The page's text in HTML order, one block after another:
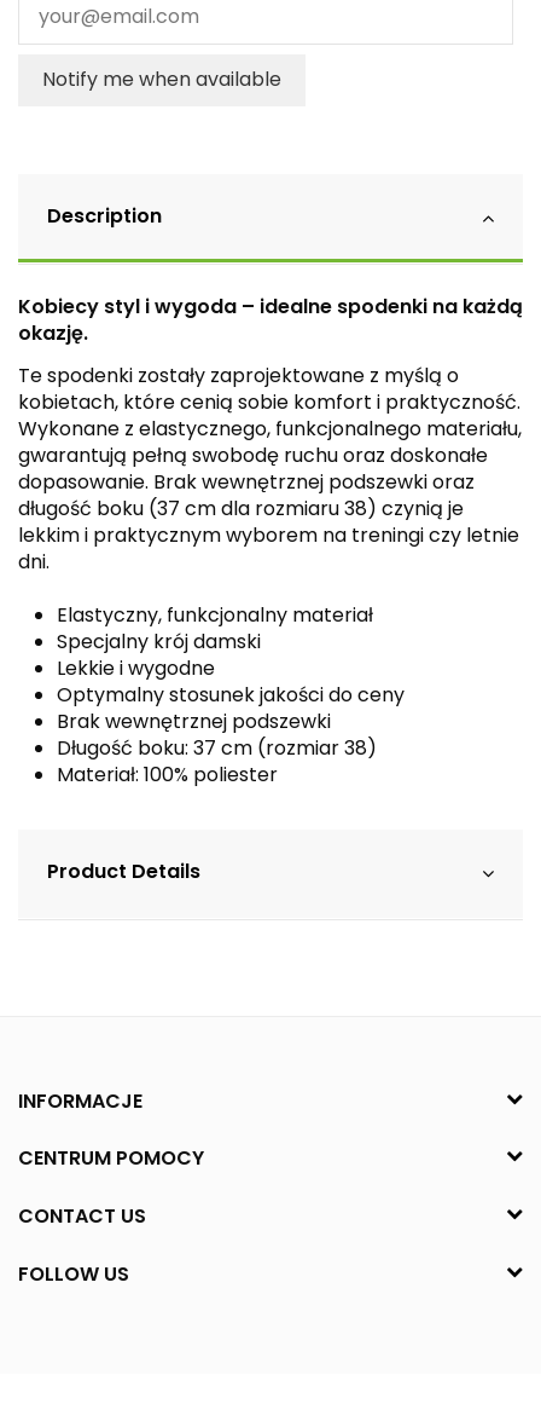
Notify me when available
Description
Kobiecy styl i wygoda – idealne spodenki na każdą
okazję.
Te spodenki zostały zaprojektowane z myślą o
kobietach, które cenią sobie komfort i praktyczność.
Wykonane z elastycznego, funkcjonalnego materiału,
gwarantują pełną swobodę ruchu oraz doskonałe
dopasowanie. Brak wewnętrznej podszewki oraz
długość boku (37 cm dla rozmiaru 38) czynią je
lekkim i praktycznym wyborem na treningi czy letnie
dni.
Elastyczny, funkcjonalny materiał
Specjalny krój damski
Lekkie i wygodne
Optymalny stosunek jakości do ceny
Brak wewnętrznej podszewki
Długość boku: 37 cm (rozmiar 38)
Materiał: 100% poliester
Product Details
INFORMACJE
CENTRUM POMOCY
CONTACT US
FOLLOW US